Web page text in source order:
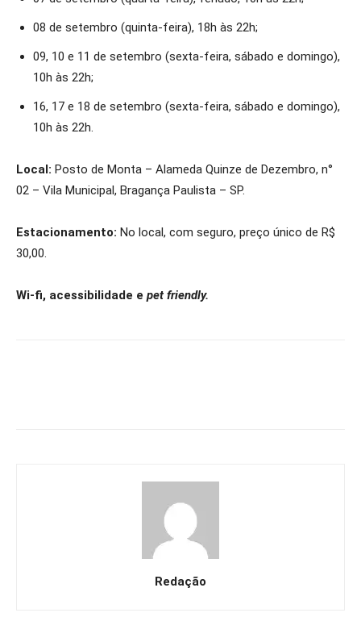
08 de setembro (quinta-feira), 18h às 22h;
09, 10 e 11 de setembro (sexta-feira, sábado e domingo),
10h às 22h;
16, 17 e 18 de setembro (sexta-feira, sábado e domingo),
10h às 22h.
Local: Posto de Monta – Alameda Quinze de Dezembro, n°
02 – Vila Municipal, Bragança Paulista – SP.
Estacionamento: No local, com seguro, preço único de R$
30,00.
Wi-fi, acessibilidade e pet friendly.
Redação